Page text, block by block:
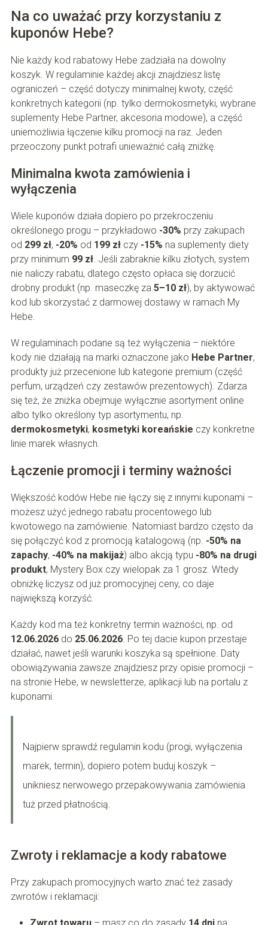
Na co uważać przy korzystaniu z
kuponów Hebe?
Nie każdy kod rabatowy Hebe zadziała na dowolny
koszyk. W regulaminie każdej akcji znajdziesz listę
ograniczeń – część dotyczy minimalnej kwoty, część
konkretnych kategorii (np. tylko dermokosmetyki, wybrane
suplementy Hebe Partner, akcesoria modowe), a część
uniemożliwia łączenie kilku promocji na raz. Jeden
przeoczony punkt potrafi unieważnić całą zniżkę.
Minimalna kwota zamówienia i
wyłączenia
Wiele kuponów działa dopiero po przekroczeniu
określonego progu – przykładowo -30% przy zakupach
od 299 zł, -20% od 199 złczy -15% na suplementy diety
przy minimum 99 zł. Jeśli zabraknie kilku złotych, system
nie naliczy rabatu, dlatego często opłaca się dorzucić
drobny produkt (np. maseczkę za 5–10 zł), by aktywować
kod lub skorzystać z darmowej dostawy w ramach My
Hebe.
W regulaminach podane są też wyłączenia – niektóre
kody nie działają na marki oznaczone jako Hebe Partner,
produkty już przecenione lub kategorie premium (część
perfum, urządzeń czy zestawów prezentowych). Zdarza
się też, że zniżka obejmuje wyłącznie asortyment online
albo tylko określony typ asortymentu, np.
dermokosmetyki, kosmetyki koreańskie czy konkretne
linie marek własnych.
Łączenie promocji i terminy ważności
Większość kodów Hebe nie łączy się z innymi kuponami –
możesz użyć jednego rabatu procentowego lub
kwotowego na zamówienie. Natomiast bardzo często da
się połączyć kod z promocją katalogową (np. -50% na
zapachy, -40% na makijaż) albo akcją typu -80% na drugi
produkt, Mystery Box czy wielopak za 1 grosz. Wtedy
obniżkę liczysz od już promocyjnej ceny, co daje
największą korzyść.
Każdy kod ma też konkretny termin ważności, np. od
12.06.2026do 25.06.2026. Po tej dacie kupon przestaje
działać, nawet jeśli warunki koszyka są spełnione. Daty
obowiązywania zawsze znajdziesz przy opisie promocji –
na stronie Hebe, w newsletterze, aplikacji lub na portalu z
kuponami.
Najpierw sprawdź regulamin kodu (progi, wyłączenia
marek, termin), dopiero potem buduj koszyk –
unikniesz nerwowego przepakowywania zamówienia
tuż przed płatnością.
Zwroty i reklamacje a kody rabatowe
Przy zakupach promocyjnych warto znać też zasady
zwrotów i reklamacji: